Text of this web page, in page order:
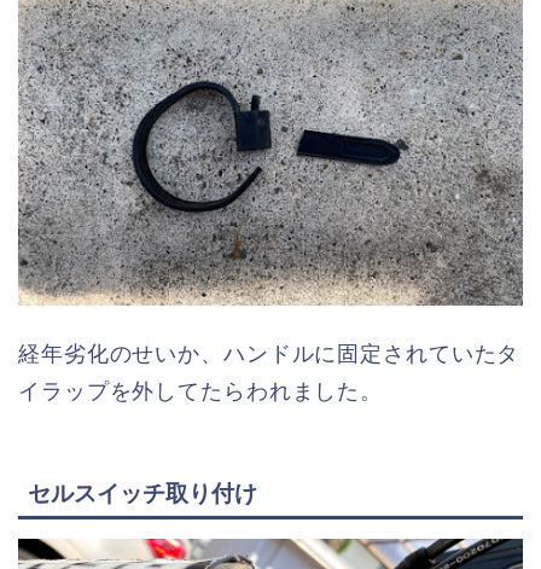
経年劣化のせいか、ハンドルに固定されていたタ
イラップを外してたらわれました。
セルスイッチ取り付け